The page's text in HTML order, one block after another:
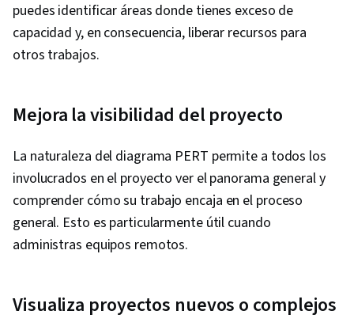
puedes identificar áreas donde tienes exceso de
capacidad y, en consecuencia, liberar recursos para
otros trabajos.
Mejora la visibilidad del proyecto
La naturaleza del diagrama PERT permite a todos los
involucrados en el proyecto ver el panorama general y
comprender cómo su trabajo encaja en el proceso
general. Esto es particularmente útil cuando
administras equipos remotos.
Visualiza proyectos nuevos o complejos